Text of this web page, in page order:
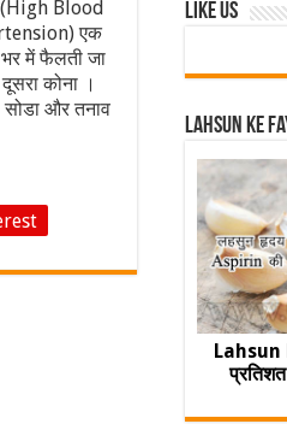
Blood
एक
भर में फैलती जा
कोना ।
सोडा और तनाव
Like Us
Lahsun ke
Lahsun